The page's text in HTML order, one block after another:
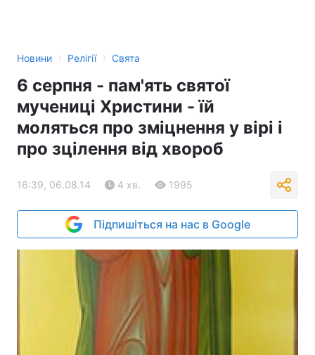
Новини › Релігії › Свята
6 серпня - пам'ять святої
мучениці Христини - їй
моляться про зміцнення у вірі і
про зцілення від хвороб
16:39, 06.08.14 4 хв. 1995
Підпишіться на нас в Google